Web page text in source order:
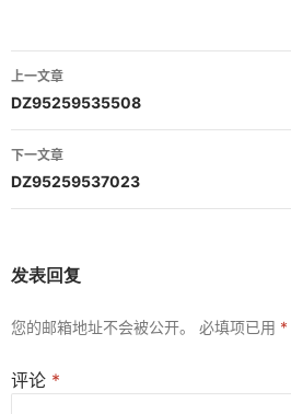
文
章
导
航
上一文章
DZ95259535508
下一文章
DZ95259537023
发表回复
您的邮箱地址不会被公开。 必填项已用 *
评论 *